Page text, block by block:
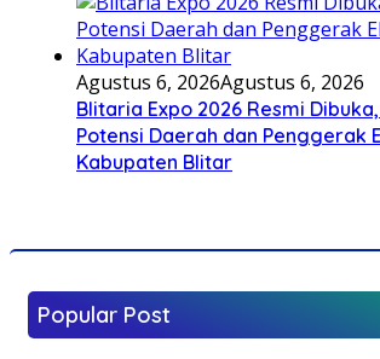
Agustus 6, 2026Agustus 6, 2026
Blitaria Expo 2026 Resmi
Potensi Daerah dan Penggerak
Kabupaten Blitar
Popular Post